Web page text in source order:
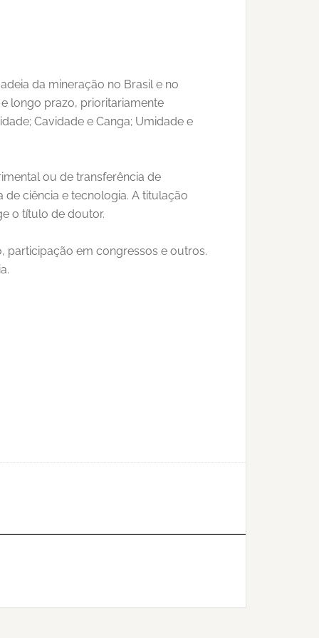
da mineração no Brasil e no
longo prazo, prioritariamente
Cavidade e Canga; Umidade e
ou de transferência de
ciência e tecnologia. A titulação
o título de doutor.
participação em congressos e outros.